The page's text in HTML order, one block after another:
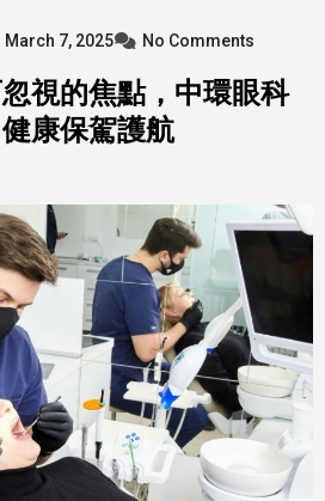
March 7, 2025 No Comments
視的焦點，中環眼科
康保駕護航